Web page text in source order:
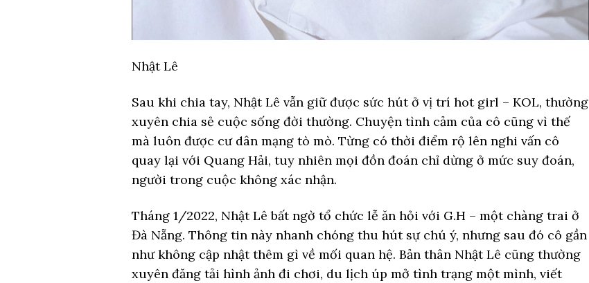
Nhật Lê
Sau khi chia tay, Nhật Lê vẫn giữ được sức hút ở vị trí hot girl – KOL, thường
xuyên chia sẻ cuộc sống đời thường. Chuyện tình cảm của cô cũng vì thế
mà luôn được cư dân mạng tò mò. Từng có thời điểm rộ lên nghi vấn cô
quay lại với Quang Hải, tuy nhiên mọi đồn đoán chỉ dừng ở mức suy đoán,
người trong cuộc không xác nhận.
Tháng 1/2022, Nhật Lê bất ngờ tổ chức lễ ăn hỏi với G.H – một chàng trai ở
Đà Nẵng. Thông tin này nhanh chóng thu hút sự chú ý, nhưng sau đó cô gần
như không cập nhật thêm gì về mối quan hệ. Bản thân Nhật Lê cũng thường
xuyên đăng tải hình ảnh đi chơi, du lịch úp mở tình trạng một mình, viết